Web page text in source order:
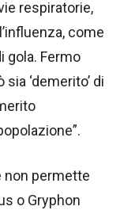
respiratorie,
come
gola. Fermo
‘demerito’ di
non permette
o Gryphon